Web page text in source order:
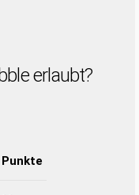
erlaubt?
Punkte